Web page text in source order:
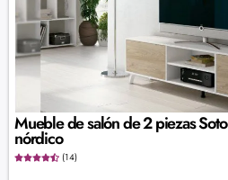
Mueble de salón de 2 piezas
nórdico
(14)